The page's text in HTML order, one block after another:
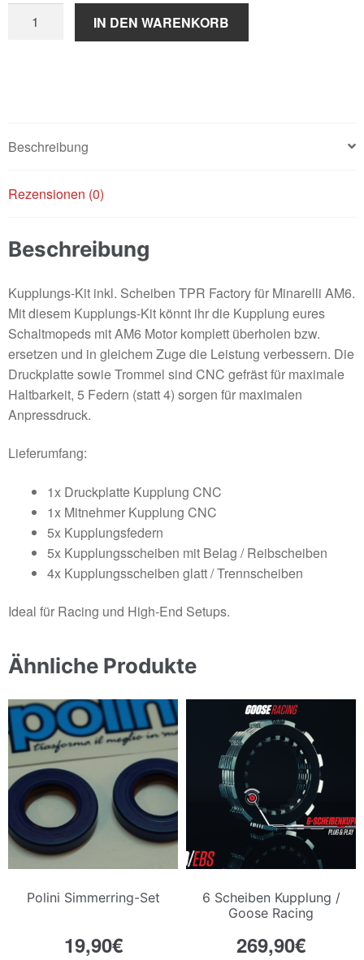
Menge
IN DEN WARENKORB
Beschreibung
Rezensionen (0)
Beschreibung
Kupplungs-Kit inkl. Scheiben TPR Factory für Minarelli AM6.
Mit diesem Kupplungs-Kit könnt ihr die Kupplung eures
Schaltmopeds mit AM6 Motor komplett überholen bzw.
ersetzen und in gleichem Zuge die Leistung verbessern. Die
Druckplatte sowie Trommel sind CNC gefräst für maximale
Haltbarkeit, 5 Federn (statt 4) sorgen für maximalen
Anpressdruck.
Lieferumfang:
1x Druckplatte Kupplung CNC
1x Mitnehmer Kupplung CNC
5x Kupplungsfedern
5x Kupplungsscheiben mit Belag / Reibscheiben
4x Kupplungsscheiben glatt / Trennscheiben
Ideal für Racing und High-End Setups.
Ähnliche Produkte
Polini Simmerring-Set
19,90€
6 Scheiben Kupplung /
Goose Racing
269,90€